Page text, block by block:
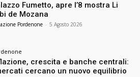
Fumetto, apre l’8 mostra Li
de Mozana
Pordenone - 5 Agosto 2026
crescita e banche centrali:
cercano un nuovo equilibrio